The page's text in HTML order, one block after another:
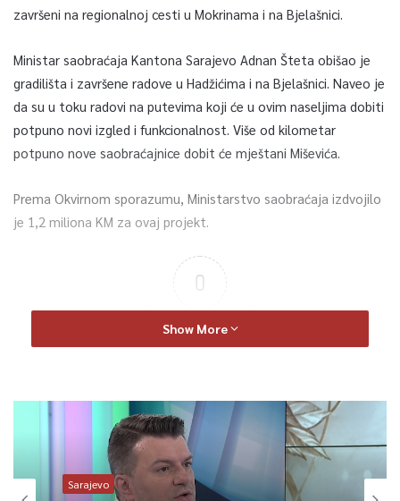
završeni na regionalnoj cesti u Mokrinama i na Bjelašnici.
Ministar saobraćaja Kantona Sarajevo Adnan Šteta obišao je
gradilišta i završene radove u Hadžićima i na Bjelašnici. Naveo je
da su u toku radovi na putevima koji će u ovim naseljima dobiti
potpuno novi izgled i funkcionalnost. Više od kilometar
potpuno nove saobraćajnice dobit će mještani Miševića.
Prema Okvirnom sporazumu, Ministarstvo saobraćaja izdvojilo
je 1,2 miliona KM za ovaj projekt.
0
Article Rating
Show More
Sarajevo